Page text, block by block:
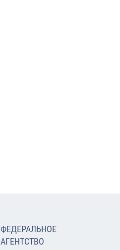
ФЕДЕРАЛЬНОЕ
АГЕНТСТВО